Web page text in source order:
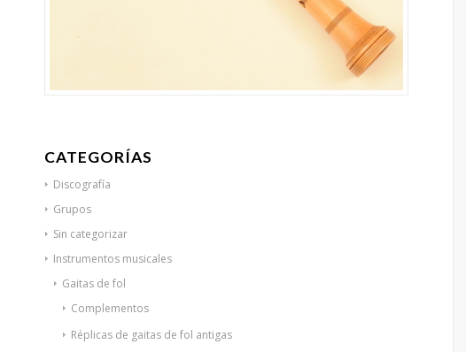
CATEGORÍAS
Discografía
Grupos
Sin categorizar
Instrumentos musicales
Gaitas de fol
Complementos
Réplicas de gaitas de fol antigas